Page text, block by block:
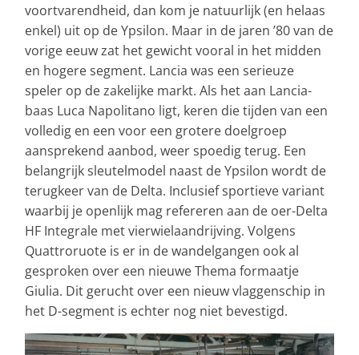
voortvarendheid, dan kom je natuurlijk (en helaas
enkel) uit op de Ypsilon. Maar in de jaren ’80 van de
vorige eeuw zat het gewicht vooral in het midden
en hogere segment. Lancia was een serieuze
speler op de zakelijke markt. Als het aan Lancia-
baas Luca Napolitano ligt, keren die tijden van een
volledig en een voor een grotere doelgroep
aansprekend aanbod, weer spoedig terug. Een
belangrijk sleutelmodel naast de Ypsilon wordt de
terugkeer van de Delta. Inclusief sportieve variant
waarbij je openlijk mag refereren aan de oer-Delta
HF Integrale met vierwielaandrijving. Volgens
Quattroruote is er in de wandelgangen ook al
gesproken over een nieuwe Thema formaatje
Giulia. Dit gerucht over een nieuw vlaggenschip in
het D-segment is echter nog niet bevestigd.